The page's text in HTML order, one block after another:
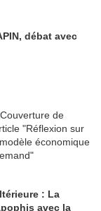
débat avec
: La
avec la